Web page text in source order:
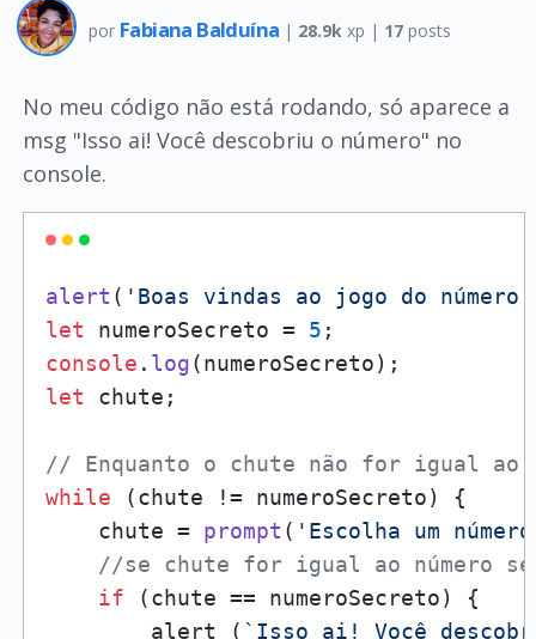
por Fabiana Balduína | 28.9k xp | 17posts
No meu código não está rodando, só aparece a
msg "Isso ai! Você descobriu o número" no
console.
alert ( 'Boas vindas ao jogo do
let numeroSecreto = 5
console . log
let chute;
// Enquanto o chute não for igual ao
while (chute != numeroSecreto) {
    chute =
prompt ( 'Escolha um
//se chute for igual ao número
if (chute == numeroSecreto) {
        alert (
`Isso ai! Você